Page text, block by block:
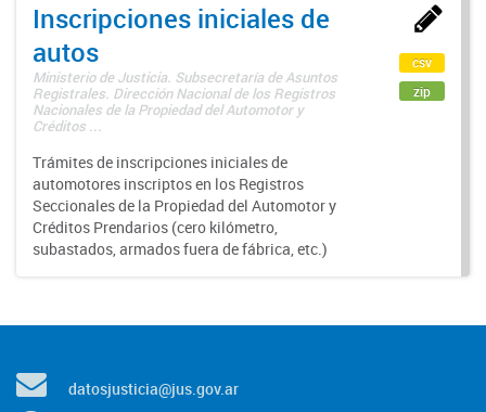
Inscripciones iniciales de
autos
Ministerio de Justicia. Subsecretaría de Asuntos
Registrales. Dirección Nacional de los Registros
Nacionales de la Propiedad del Automotor y
Créditos ...
Trámites de inscripciones iniciales de
automotores inscriptos en los Registros
Seccionales de la Propiedad del Automotor y
Créditos Prendarios (cero kilómetro,
subastados, armados fuera de fábrica, etc.)
csv
zip
datosjusticia@jus.gov.ar